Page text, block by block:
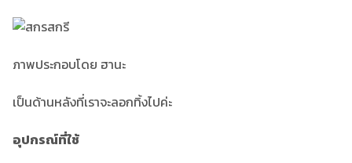
ภาพประกอบโดย ฮานะ
เป็นด้านหลังที่เราจะลอกทิ้งไปค่ะ
อุปกรณ์ที่ใช้